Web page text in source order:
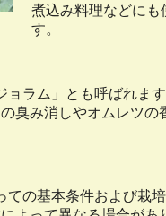
煮込み料理などにも
す。
ョラム」とも呼ばれま
臭み消しやオムレツの
ての基本条件および栽